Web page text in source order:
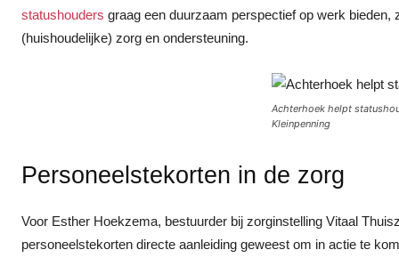
statushouders graag een duurzaam perspectief op werk
(huishoudelijke) zorg en ondersteuning.
Achterhoek helpt
Kleinpenning
Personeelstekorten in de zorg
Voor Esther Hoekzema, bestuurder bij zorginstelling Vitaal
personeelstekorten directe aanleiding geweest om in actie te